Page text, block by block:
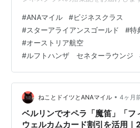
わずか1時間強のフライトながらザッ
を楽しめる「空飛ぶカフェ」のよう
ご紹介します。 この旅の全貌はこ
ン・ブランデンブルク空港（BER）
ザ セネターラウンジで「コース料
セネターへ ビールサー…
#ANAマイル #ビジネスクラス
#スターアライアンスゴールド #特
#オーストリア航空
#ルフトハンザ セネターラウンジ
ねことドイツとANAマイル • 4ヶ月
ベルリンでオペラ「魔笛」「フ
ウェルカムカード割引を活用